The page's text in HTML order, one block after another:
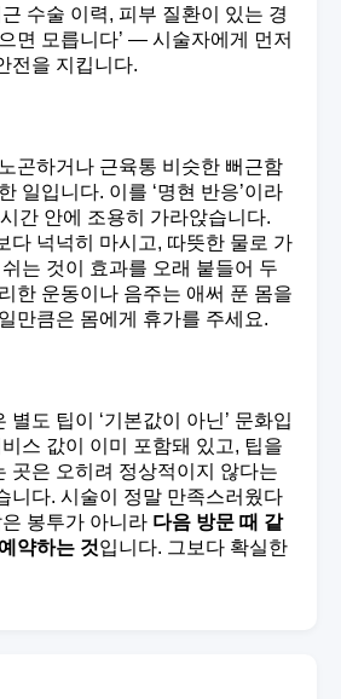
수술 이력, 피부 질환이 있는 경
면 모릅니다’ — 시술자에게 먼저
전을 지킵니다.
곤하거나 근육통 비슷한 뻐근함
일입니다. 이를 ‘명현 반응’이라
간 안에 조용히 가라앉습니다.
다 넉넉히 마시고, 따뜻한 물로 가
는 것이 효과를 오래 붙들어 두
한 운동이나 음주는 애써 푼 몸을
만큼은 몸에게 휴가를 주세요.
별도 팁이 ‘기본값이 아닌’ 문화입
스 값이 이미 포함돼 있고, 팁을
곳은 오히려 정상적이지 않다는
니다. 시술이 정말 만족스러웠다
봉투가 아니라 다음 방문 때 같
약하는 것입니다. 그보다 확실한